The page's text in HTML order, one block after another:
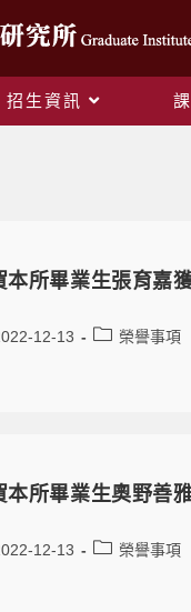
招生資訊
本所畢業生張育嘉
12-13 榮譽事項
本所畢業生奧野善
12-13 榮譽事項